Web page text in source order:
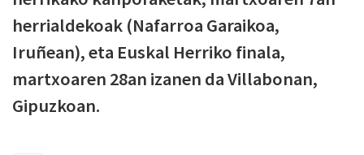
herrialdekoak (Nafarroa Garaikoa,
Iruñean), eta Euskal Herriko finala,
martxoaren 28an izanen da Villabonan,
Gipuzkoan.